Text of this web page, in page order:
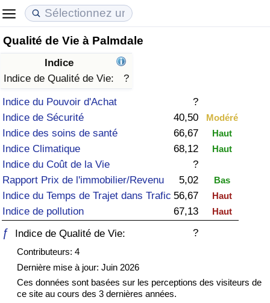
Qualité de Vie à Palmdale
Indice
Indice de Qualité de Vie:
?
Indice du Pouvoir d'Achat
?
Indice de Sécurité
40,50 Modéré
Indice des soins de santé 66,67 Haut
Indice Climatique 68,12 Haut
Indice du Coût de la Vie
?
Rapport Prix de l'immobilier/Revenu
5,02 Bas
Indice du Temps de Trajet dans Trafic 56,67 Haut
Indice de pollution 67,13 Haut
ƒ Indice de Qualité de Vie: ?
Contributeurs: 4
Dernière mise à jour: Juin 2026
Ces données sont basées sur les perceptions des visiteurs de
ce site au cours des 3 dernières années.
Coût de la vie
Indice du Coût de la Vie (Actuel)
Indice du Coût de la Vie
Indice du coût de la vie par pays
à Akaba
Prix de l'immobilier
Indice des Prix de l'immobilier (Actuel)
Indice des Prix de l'immobilier
Indice des Prix de l'immobilier par Pays
Qualité de Vie
Indice de Qualité de Vie
Indice de Qualité de Vie (Actuel)
Indice de qualité de vie par pays
Criminalité
Indice de Criminalité (Actuel)
Indice de Criminalité
Soins de santé